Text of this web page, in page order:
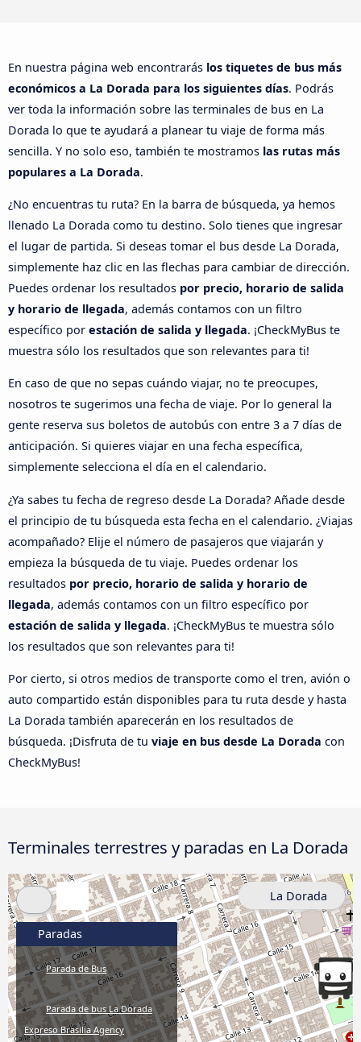
En nuestra página web encontrarás los tiquetes de bus más
económicos a La Dorada para los siguientes días. Podrás
ver toda la información sobre las terminales de bus en La
Dorada lo que te ayudará a planear tu viaje de forma más
sencilla. Y no solo eso, también te mostramos las rutas más
populares a La Dorada.
¿No encuentras tu ruta? En la barra de búsqueda, ya hemos
llenado La Dorada como tu destino. Solo tienes que ingresar
el lugar de partida. Si deseas tomar el bus desde La Dorada,
simplemente haz clic en las flechas para cambiar de dirección.
Puedes ordenar los resultados por precio, horario de salida
y horario de llegada, además contamos con un filtro
específico por estación de salida y llegada. ¡CheckMyBus te
muestra sólo los resultados que son relevantes para ti!
En caso de que no sepas cuándo viajar, no te preocupes,
nosotros te sugerimos una fecha de viaje. Por lo general la
gente reserva sus boletos de autobús con entre 3 a 7 días de
anticipación. Si quieres viajar en una fecha específica,
simplemente selecciona el día en el calendario.
¿Ya sabes tu fecha de regreso desde La Dorada? Añade desde
el principio de tu búsqueda esta fecha en el calendario. ¿Viajas
acompañado? Elije el número de pasajeros que viajarán y
empieza la búsqueda de tu viaje. Puedes ordenar los
resultados por precio, horario de salida y horario de
llegada, además contamos con un filtro específico por
estación de salida y llegada. ¡CheckMyBus te muestra sólo
los resultados que son relevantes para ti!
Por cierto, si otros medios de transporte como el tren, avión o
auto compartido están disponibles para tu ruta desde y hasta
La Dorada también aparecerán en los resultados de
búsqueda. ¡Disfruta de tu viaje en bus desde La Dorada con
CheckMyBus!
Terminales terrestres y paradas en La Dorada
Paradas
Parada de Bus
Parada de bus La Dorada
Expreso Brasilia Agency
La Dorada